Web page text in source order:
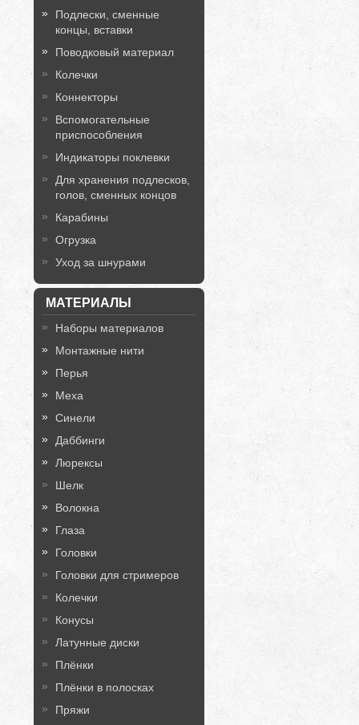
Подлески, сменные
концы, вставки
Поводковый материал
Колечки
Коннекторы
Вспомогательные
приспособления
Индикаторы поклевки
Для хранения подлесков,
голов, сменных концов
Карабины
Огрузка
Уход за шнурами
МАТЕРИАЛЫ
Наборы материалов
Монтажные нити
Перья
Меха
Синели
Даббинги
Люрексы
Шелк
Волокна
Глаза
Головки
Головки для стримеров
Колечки
Конусы
Латунные диски
Плёнки
Плёнки в полосках
Пряжи